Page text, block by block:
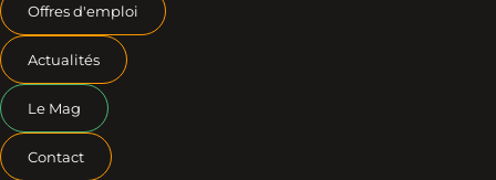
Offres d'emploi
Actualités
Le Mag
Contact